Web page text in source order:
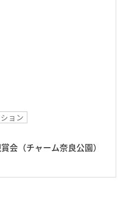
ション
♪（チャーム奈良公園）